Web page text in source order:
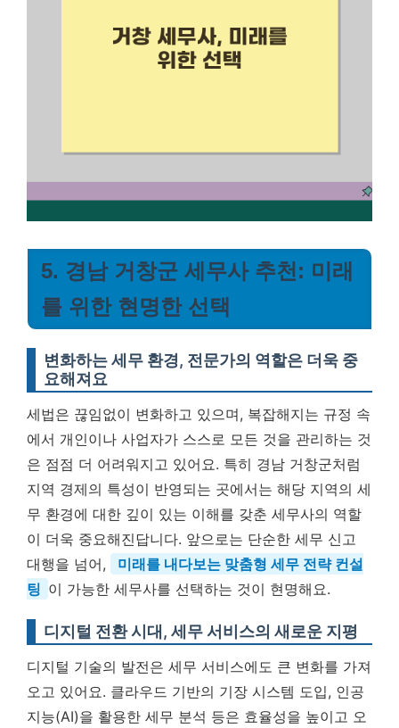
5. 경남 거창군 세무사 추천: 미래
를 위한 현명한 선택
변화하는 세무 환경, 전문가의 역할은 더욱 중
요해져요
세법은 끊임없이 변화하고 있으며, 복잡해지는 규정 속
에서 개인이나 사업자가 스스로 모든 것을 관리하는 것
은 점점 더 어려워지고 있어요. 특히 경남 거창군처럼
지역 경제의 특성이 반영되는 곳에서는 해당 지역의 세
무 환경에 대한 깊이 있는 이해를 갖춘 세무사의 역할
이 더욱 중요해진답니다. 앞으로는 단순한 세무 신고
대행을 넘어,
미래를 내다보는 맞춤형 세무 전략 컨설
팅 이 가능한 세무사를 선택하는 것이 현명해요.
디지털 전환 시대, 세무 서비스의 새로운 지평
디지털 기술의 발전은 세무 서비스에도 큰 변화를 가져
오고 있어요. 클라우드 기반의 기장 시스템 도입, 인공
지능(AI)을 활용한 세무 분석 등은 효율성을 높이고 오